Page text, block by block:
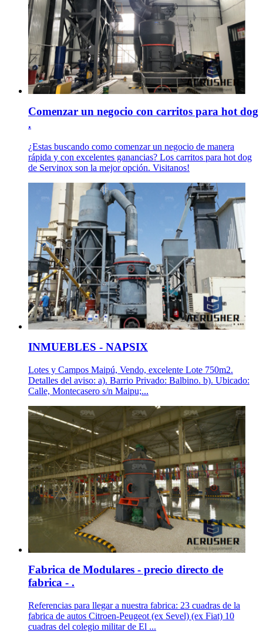
Comenzar un negocio con carritos para hot dog
.
¿Estas buscando como comenzar un negocio de manera
rápida y con excelentes ganancias? Los carritos para hot dog
de Servinox son la mejor opción. Visitanos!
INMUEBLES - NAPSIX
Lotes y Campos Maipú, Vendo, excelente Lote 750m2.
Detalles del aviso: a). Barrio Privado: Balbino. b). Ubicado:
Calle, Montecasero s/n Maipu;...
Fabrica de Modulares - precio directo de
fabrica - .
Referencias para llegar a nuestra fabrica: 23 cuadras de la
fabrica de autos Citroen-Peugeot (ex Sevel) (ex Fiat) 10
cuadras del colegio militar de El ...